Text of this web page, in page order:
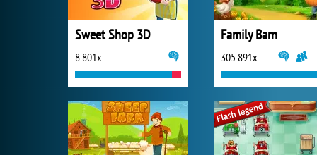
Sweet Shop 3D
8 801x
Family Barn
305 891x